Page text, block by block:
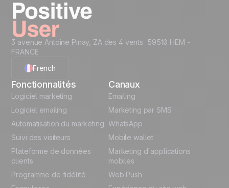
3 avenue Antoine Pinay, ZA des 4 vents 59510 HEM -
FRANCE
French
English
German
Italian
Fonctionnalités
Logiciel marketing
Logiciel emailing
Automatisation du marketing
Suivi des visiteurs
Plateforme de données
clients
Programme de fidélité
Canaux
Emailing
Marketing par SMS
WhatsApp
Mobile wallet
Marketing d'applications
mobiles
Web Push